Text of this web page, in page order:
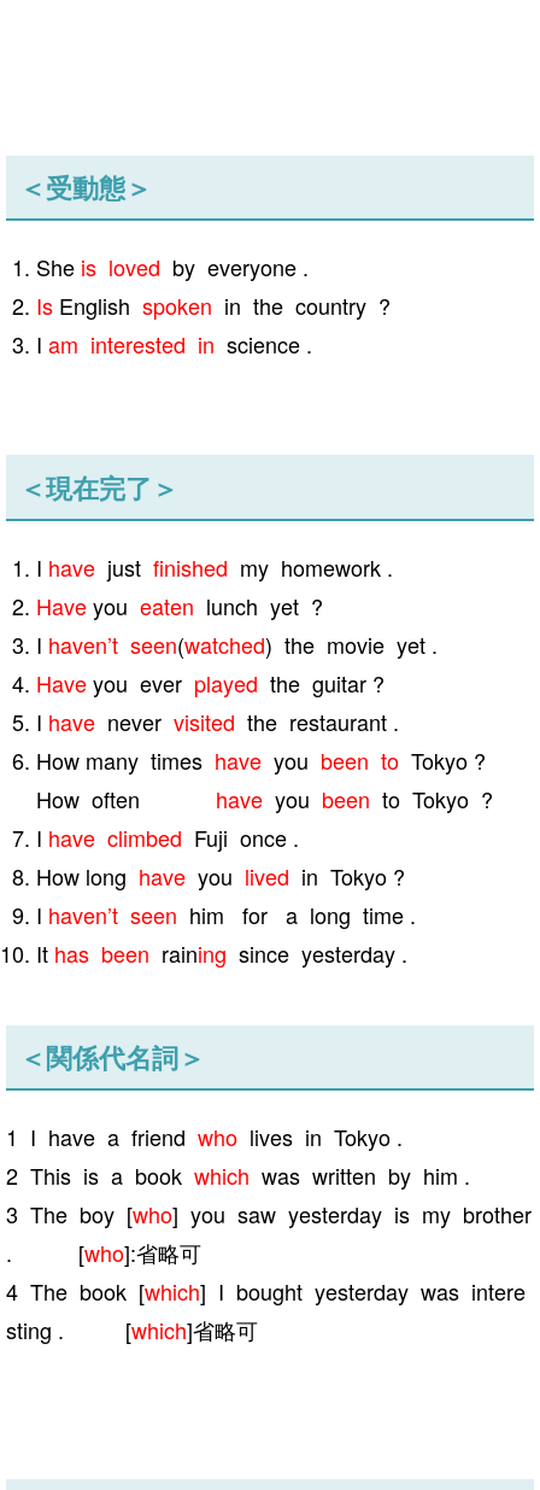
＜受動態＞
She is loved by everyone .
Is English spoken in the country ?
Iam interested in science .
＜現在完了＞
I have just finished my homework .
Haveyoueaten lunch yet ?
I haven’t seen(watched) the movie yet .
Haveyou ever played the guitar ?
I have nevervisited the restaurant .
How many times have you been to Tokyo ?
How often have you been to Tokyo ?
I have climbed Fuji once .
How long have you lived in Tokyo ?
I haven’t seen him for a long time .
It has been raining since yesterday .
＜関係代名詞＞
1 I have a friend who lives in Tokyo .
2 This is a book which was written by him .
3 The boy [who] you saw yesterday is my brother
. [who]:省略可
4 The book [which] I bought yesterday was intere
sting . [which]省略可